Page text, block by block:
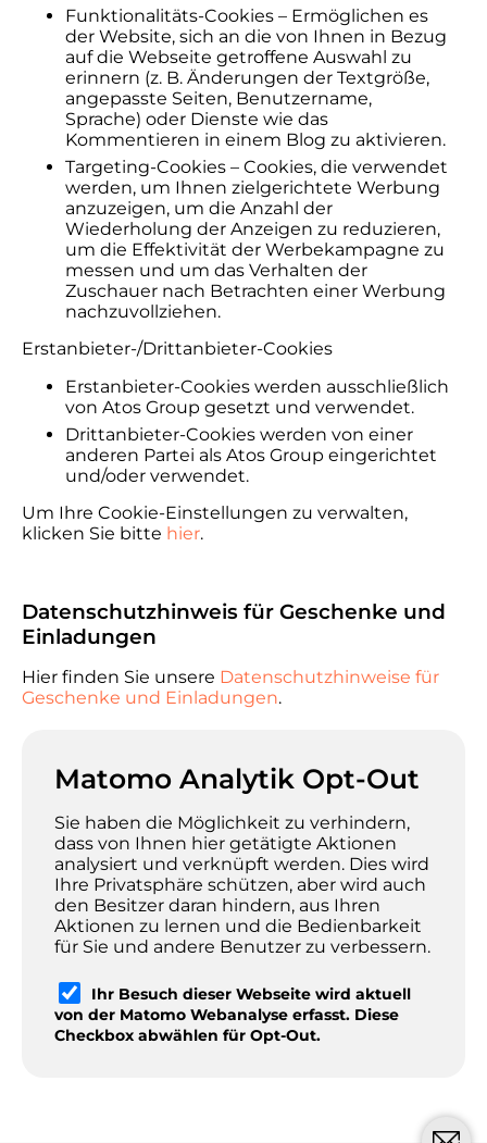
Funktionalitäts-Cookies – Ermöglichen es
der Website, sich an die von Ihnen in Bezug
auf die Webseite getroffene Auswahl zu
erinnern (z. B. Änderungen der Textgröße,
angepasste Seiten, Benutzername,
Sprache) oder Dienste wie das
Kommentieren in einem Blog zu aktivieren.
Targeting-Cookies – Cookies, die verwendet
werden, um Ihnen zielgerichtete Werbung
anzuzeigen, um die Anzahl der
Wiederholung der Anzeigen zu reduzieren,
um die Effektivität der Werbekampagne zu
messen und um das Verhalten der
Zuschauer nach Betrachten einer Werbung
nachzuvollziehen.
Erstanbieter-/Drittanbieter-Cookies
Erstanbieter-Cookies werden ausschließlich
von Atos Group gesetzt und verwendet.
Drittanbieter-Cookies werden von einer
anderen Partei als Atos Group eingerichtet
und/oder verwendet.
Um Ihre Cookie-Einstellungen zu verwalten,
klicken Sie bitte hier.
Datenschutzhinweis für Geschenke und
Einladungen
Hier finden Sie unsere Datenschutzhinweise für
Geschenke und Einladungen.
Matomo Analytik Opt-Out
Sie haben die Möglichkeit zu verhindern,
dass von Ihnen hier getätigte Aktionen
analysiert und verknüpft werden. Dies wird
Ihre Privatsphäre schützen, aber wird auch
den Besitzer daran hindern, aus Ihren
Aktionen zu lernen und die Bedienbarkeit
für Sie und andere Benutzer zu verbessern.
Ihr Besuch dieser Webseite wird aktuell
von der Matomo Webanalyse erfasst. Diese
Checkbox abwählen für Opt-Out.